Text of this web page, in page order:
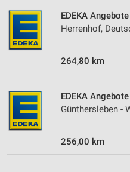
EDEKA
Herrenhof,
264,80 km
EDEKA
Günthersleben -
256,00 km
Nicht-IAB-Verarbeitungszwecke:
Notwendig
Performance
Werbung